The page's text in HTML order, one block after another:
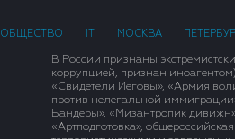
ОБЩЕСТВО МОСКВА
В России признаны
коррупцией, признан
«Свидетели Иеговы», «Армия
против нелегальной
Бандеры», «Мизантропик
«Артподготовка»,